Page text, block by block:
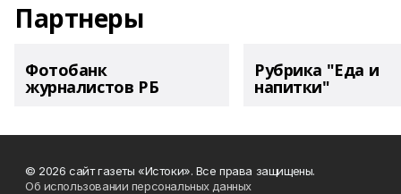
Партнеры
Фотобанк
журналистов РБ
Рубрика "Еда и
напитки"
© 2026 сайт газеты «Истоки». Все права защищены.
Об использовании персональных данных